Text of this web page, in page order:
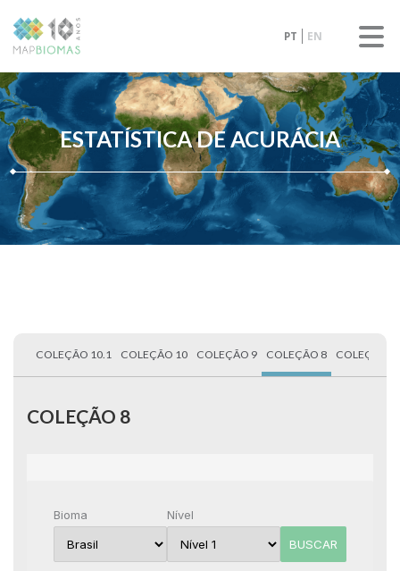
PT EN
ESTATÍSTICA DE ACURÁCIA
COLEÇÃO 10.1 COLEÇÃO 10 COLEÇÃO 9 COLEÇÃO 8 COLEÇÃO
COLEÇÃO 8